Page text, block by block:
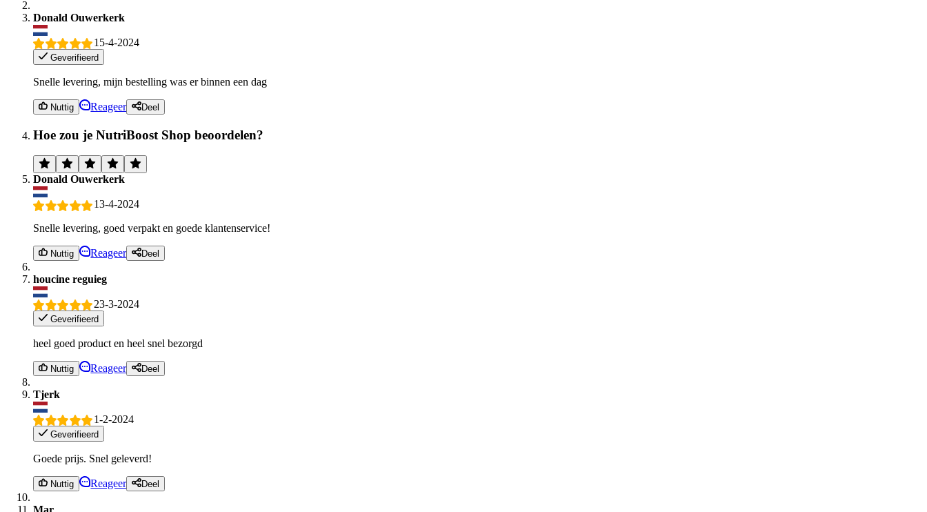
Donald Ouwerkerk
15-4-2024
Geverifieerd
Snelle levering, mijn bestelling was er binnen een dag
Nuttig Reageer Deel
Hoe zou je NutriBoost Shop beoordelen?
Donald Ouwerkerk
13-4-2024
Snelle levering, goed verpakt en goede klantenservice!
Nuttig Reageer Deel
houcine reguieg
23-3-2024
Geverifieerd
heel goed product en heel snel bezorgd
Nuttig Reageer Deel
Tjerk
1-2-2024
Geverifieerd
Goede prijs. Snel geleverd!
Nuttig Reageer Deel
Mar